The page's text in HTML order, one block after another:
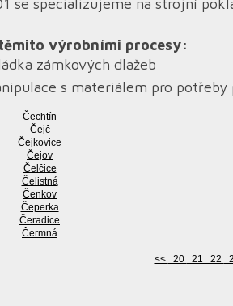
se specializujeme na strojní
výrobními procesy:
zámkových dlažeb
s materiálem pro potřeby
Čechtín
Čejč
Čejkovice
Čejov
Čelčice
Čelistná
Čenkov
Čeperka
Čeradice
Čermná
<< 20 21 22